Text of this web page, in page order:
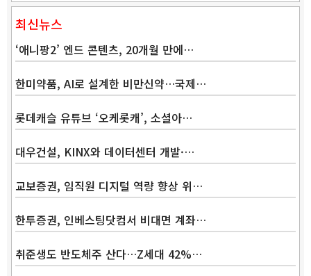
최신뉴스
‘애니팡2’ 엔드 콘텐츠, 20개월 만에…
한미약품, AI로 설계한 비만신약…국제…
롯데캐슬 유튜브 ‘오케롯캐’, 소셜아…
대우건설, KINX와 데이터센터 개발·…
교보증권, 임직원 디지털 역량 향상 위…
한투증권, 인베스팅닷컴서 비대면 계좌…
취준생도 반도체주 산다…Z세대 42%…